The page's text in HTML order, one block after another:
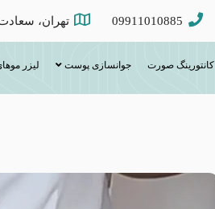
09911010885 تهران، سعادت
کانتورینگ صورت جوانسازی پوست لیزر